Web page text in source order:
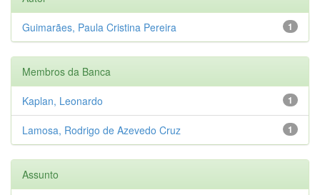
1
Guimarães, Paula Cristina Pereira
Membros da Banca
1
Kaplan, Leonardo
1
Lamosa, Rodrigo de Azevedo Cruz
Assunto